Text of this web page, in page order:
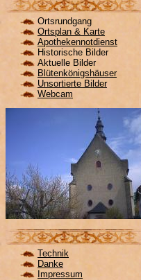
Ortsrundgang
Ortsplan & Karte
Apothekennotdienst
Historische Bilder
Aktuelle Bilder
Blütenkönigshäuser
Unsortierte Bilder
Webcam
Technik
Danke
Impressum